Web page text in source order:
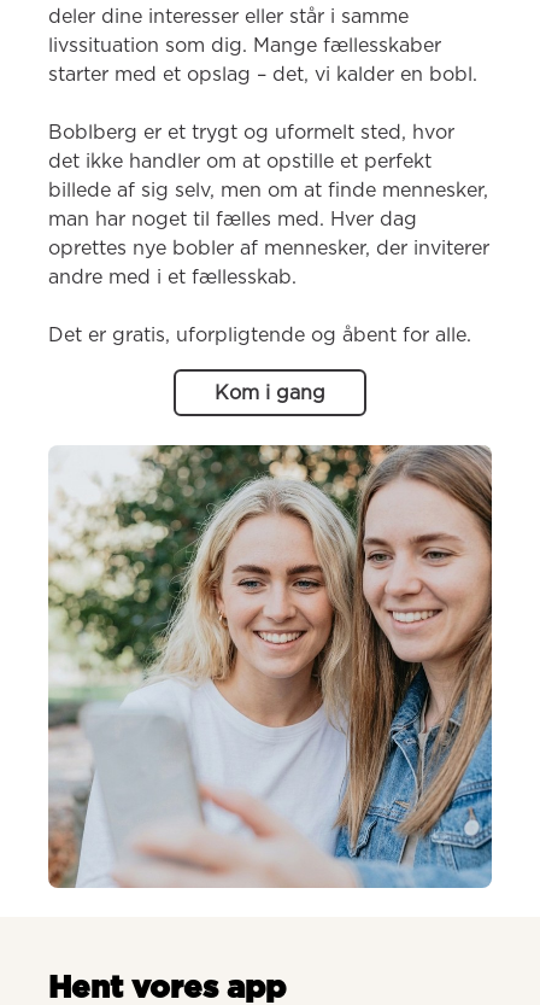
deler dine interesser eller står i samme
livssituation som dig. Mange fællesskaber
starter med et opslag – det, vi kalder en bobl.
Boblberg er et trygt og uformelt sted, hvor
det ikke handler om at opstille et perfekt
billede af sig selv, men om at finde mennesker,
man har noget til fælles med. Hver dag
oprettes nye bobler af mennesker, der inviterer
andre med i et fællesskab.
Det er gratis, uforpligtende og åbent for alle.
Kom i gang
Hent vores app